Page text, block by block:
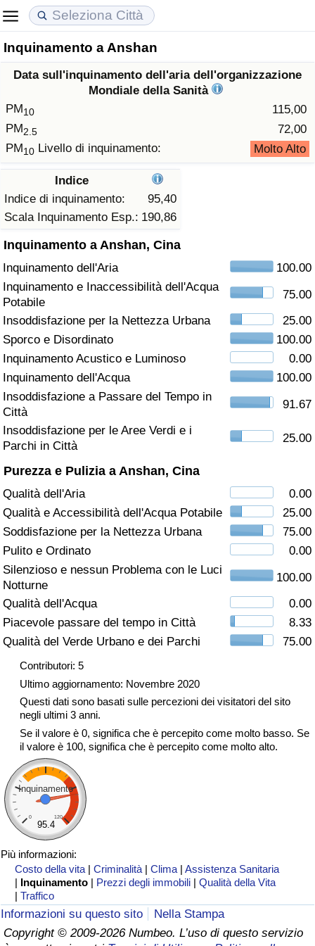
Inquinamento a Anshan
Data sull'inquinamento dell'aria dell'organizzazione
Mondiale della Sanità
PM10
115,00
PM2.5
72,00
PM10 Livello di inquinamento: Molto Alto
Indice
Indice di inquinamento:
95,40
Scala Inquinamento Esp.: 190,86
Inquinamento a Anshan, Cina
Inquinamento dell'Aria
100.00
Inquinamento e Inaccessibilità dell'Acqua
Potabile
75.00
Insoddisfazione per la Nettezza Urbana
25.00
Sporco e Disordinato
100.00
Inquinamento Acustico e Luminoso
0.00
Inquinamento dell'Acqua
100.00
Insoddisfazione a Passare del Tempo in
Città
91.67
Insoddisfazione per le Aree Verdi e i
Parchi in Città
25.00
Purezza e Pulizia a Anshan, Cina
Qualità dell'Aria
0.00
Qualità e Accessibilità dell'Acqua Potabile
25.00
Soddisfazione per la Nettezza Urbana
75.00
Pulito e Ordinato
0.00
Silenzioso e nessun Problema con le Luci
Notturne
100.00
Qualità dell'Acqua
0.00
Piacevole passare del tempo in Città
8.33
Qualità del Verde Urbano e dei Parchi
75.00
Contributori: 5
Ultimo aggiornamento: Novembre 2020
Questi dati sono basati sulle percezioni dei visitatori del sito
negli ultimi 3 anni.
Se il valore è 0, significa che è percepito come molto basso. Se
il valore è 100, significa che è percepito come molto alto.
Inquinamento
0 120
95.4
Più informazioni:
Costo della vita |Criminalità |Clima |Assistenza Sanitaria
| Inquinamento | Prezzi degli immobili |Qualità della Vita
|Traffico
Informazioni su questo sito
Nella Stampa
Copyright © 2009-2026 Numbeo. L’uso di questo servizio
Costo della vita
Indice Del Costo Della Vita (corrente)
Indice Del Costo Della Vita
ad Aqaba
Prezzi degli immobili
Indice del Prezzo delle Case (Corrente)
Indice del Prezzo delle Case
Qualità della Vita
Indice della Qualità della Vita
Indice della Qualità della Vita (Corrente)
Criminalità
Indice del Tasso di Criminalità (Corrente)
Indice della Criminalità
Indice di criminalità per paese
Assistenza Sanitaria
Indice dell’Assistenza Sanitaria (Corrente)
Indice dell’Assistenza Sanitaria
Indice dell’Assistenza Sanitaria per
Nazione
Inquinamento
Indice dell’Inquinamento (Corrente)
Indice di inquinamento
Indice dell’Inquinamento per Nazione
Traffico
Indice del Traffico
Indice del traffico (Corrente)
Indice del traffico per Nazione